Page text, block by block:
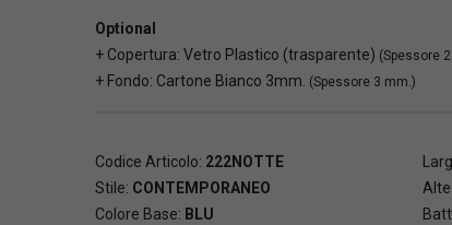
Optional
+ Copertura: Vetro Plastico (trasparente) (Spessore
+ Fondo: Cartone Bianco 3mm. (Spessore 3 mm.)
Codice Articolo: 222NOTTE
Stile: CONTEMPORANEO
Colore Base: BLU